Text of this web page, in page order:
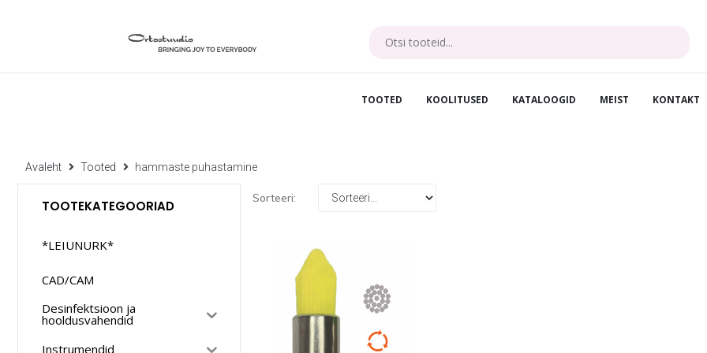
TOOTED KOOLITUSED KATALOOGID MEIST KONTAKT
Avaleht Tooted hammaste puhastamine
TOOTEKATEGOORIAD
*LEIUNURK*
CAD/CAM
Desinfektsioon ja
hooldusvahendid
Instrumendid
Sorteeri: